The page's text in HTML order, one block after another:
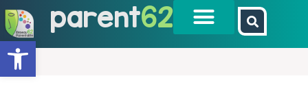
Ouvrir la barre d’outils
parent62